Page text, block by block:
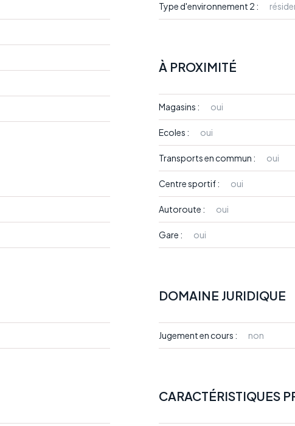
Type d'environnement 2 :
À PROXIMITÉ
Magasins : oui
Ecoles : oui
Transports en commun : oui
Centre sportif : oui
Autoroute : oui
Gare : oui
DOMAINE JURIDIQUE
Jugement en cours : non
CARACTÉRISTIQUES